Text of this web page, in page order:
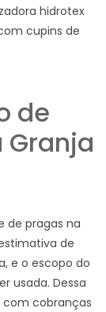
hidrotex
cupins de
de
Granja
de pragas na
de
e o escopo do
usada. Dessa
cobranças